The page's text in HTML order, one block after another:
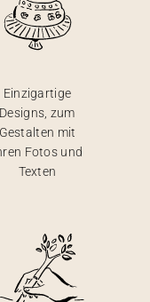
Einzigartige
Designs, zum
Gestalten mit
Fotos und
Texten